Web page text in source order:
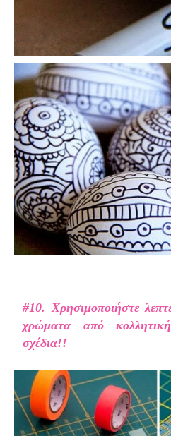
#10. Χρησιμοποιήστε
χρώματα από
σχέδια!!